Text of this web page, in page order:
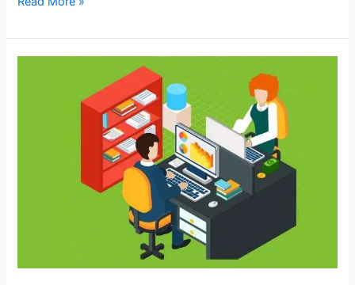
bogføringstjenester